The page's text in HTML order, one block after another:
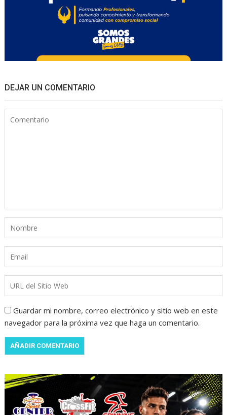
DEJAR UN COMENTARIO
Guardar mi nombre, correo electrónico y sitio web en este
navegador para la próxima vez que haga un comentario.